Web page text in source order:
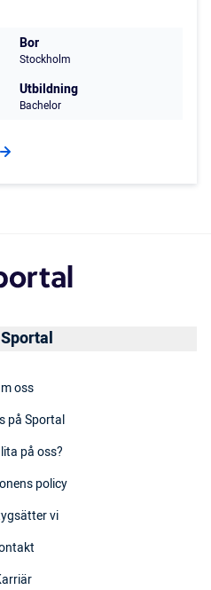
Bor
Stockholm
Utbildning
Bachelor
oss
på Sportal
på oss?
policy
vi